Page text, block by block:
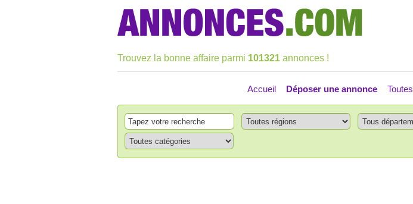
Trouvez la bonne affaire parmi 101321 annonces !
Accueil Déposer une annonce